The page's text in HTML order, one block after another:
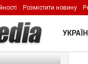
Filter
Розмістити новину